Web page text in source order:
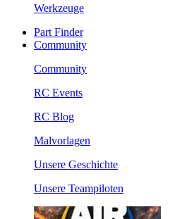
Werkzeuge
Part Finder
Community
Community
RC Events
RC Blog
Malvorlagen
Unsere Geschichte
Unsere Teampiloten